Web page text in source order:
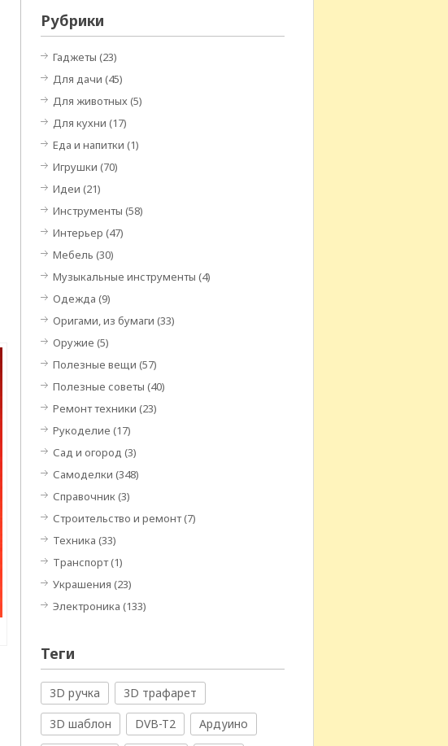
Рубрики
Гаджеты (23)
Для дачи (45)
Для животных(5)
Для кухни (17)
Еда и напитки (1)
Игрушки (70)
Идеи (21)
Инструменты (58)
Интерьер (47)
Мебель (30)
Музыкальные инструменты (4)
Одежда (9)
Оригами, из бумаги (33)
Оружие (5)
Полезные вещи (57)
Полезные советы (40)
Ремонт техники (23)
Рукоделие (17)
Сад и огород (3)
Самоделки (348)
Справочник(3)
Строительство и ремонт(7)
Техника (33)
Транспорт(1)
Украшения (23)
Электроника (133)
Теги
3D ручка
3D трафарет
3D шаблон
DVB-T2
Ардуино